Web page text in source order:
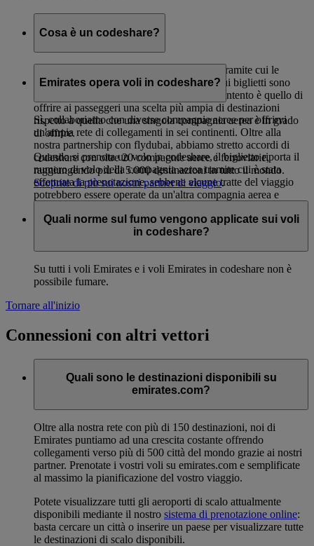
Cosa è un codeshare?
Il codeshare è un accordo di cooperazione tramite cui le
compagnie aeree trasportano passeggeri i cui biglietti sono
stati emessi da un'altra compagnia aerea. L'intento è quello di
offrire ai passeggeri una scelta più ampia di destinazioni
rispetto a quella che una singola compagnia aerea è in grado
di offrire.
Quando si prenota un volo in codeshare, il biglietto riporta il
numero di volo della compagnia aerea tramite cui è stata
effettuata la prenotazione, sebbene alcune tratte del viaggio
potrebbero essere operate da un'altra compagnia aerea e
stampato sul proprio biglietto.
Emirates opera voli in codeshare?
Sì, collaboriamo con diverse compagnie aeree per offrirvi
un'ampia rete di collegamenti in sei continenti. Oltre alla
nostra partnership con flydubai, abbiamo stretto accordi di
codeshare con oltre 20 compagnie aeree e ferroviarie,
raggiungendo più di 5.000 destinazioni in tutto il mondo.
Scoprite di più sui nostri partner di viaggio.
Quali norme sul fumo vengono applicate sui voli
in codeshare?
Su tutti i voli Emirates e i voli Emirates in codeshare non è
possibile fumare.
Tornare all'inizio
Connessioni con altri vettori
Quali sono le destinazioni disponibili su
emirates.com?
Oltre alla nostra rete con più di 150 destinazioni, noi di
Emirates puntiamo ad una crescita costante offrendo
collegamenti verso più di 500 città del mondo grazie ai nostri
partner. Prenotate i vostri voli su emirates.com e semplificate
al massimo la pianificazione del vostro viaggio.
Potete visualizzare tutti gli aeroporti di scalo attualmente
disponibili mediante il nostro sistema di prenotazione online:
basta cercare un città o inserire un paese per visualizzare tutte
le destinazioni di scalo disponibili.